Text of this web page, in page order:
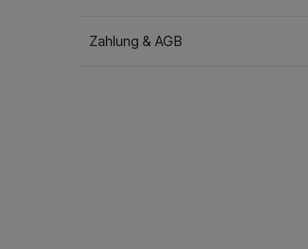
Ausstattung
Zahlung & AGB